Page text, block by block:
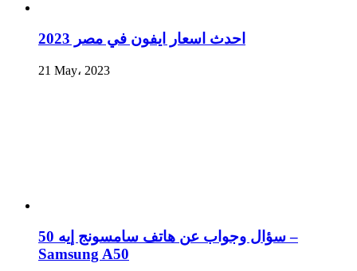
احدث اسعار ايفون في مصر 2023
21 May، 2023
سؤال وجواب عن هاتف سامسونج إيه 50 –
Samsung A50